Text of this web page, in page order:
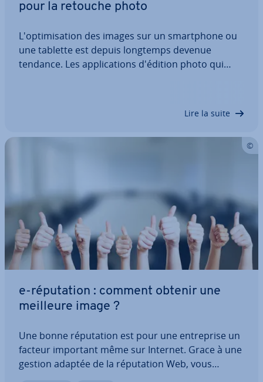
pour la retouche photo
L'op­ti­mi­sa­tion des images sur un smart­phone ou
une tablette est depuis longtemps devenue
tendance. Les ap­pli­ca­tions d'édition photo qui
Lire la suite
e-ré­pu­ta­tion : comment obtenir une
meilleure image ?
Une bonne ré­pu­ta­tion est pour une en­tre­prise un
facteur important même sur Internet. Grace à une
gestion adaptée de la ré­pu­ta­tion Web, vous